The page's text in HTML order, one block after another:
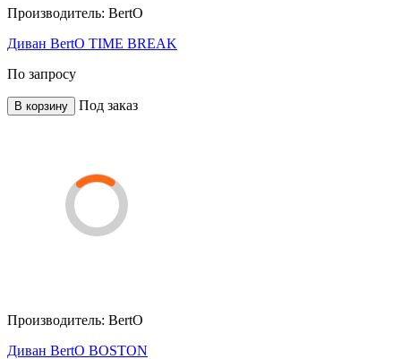
Производитель: BertO
Диван BertO TIME BREAK
По запросу
В корзину Под заказ
Производитель: BertO
Диван BertO BOSTON